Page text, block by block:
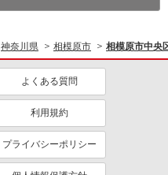
神奈川県 相模原市 相模原市中央
よくある質問
利用規約
プライバシーポリシー